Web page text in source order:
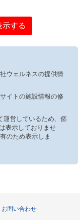
する
ウェルネスの提供情
イトの施設情報の修
運営しているため、個
表示しておりませ
のため表示しま
お問い合わせ